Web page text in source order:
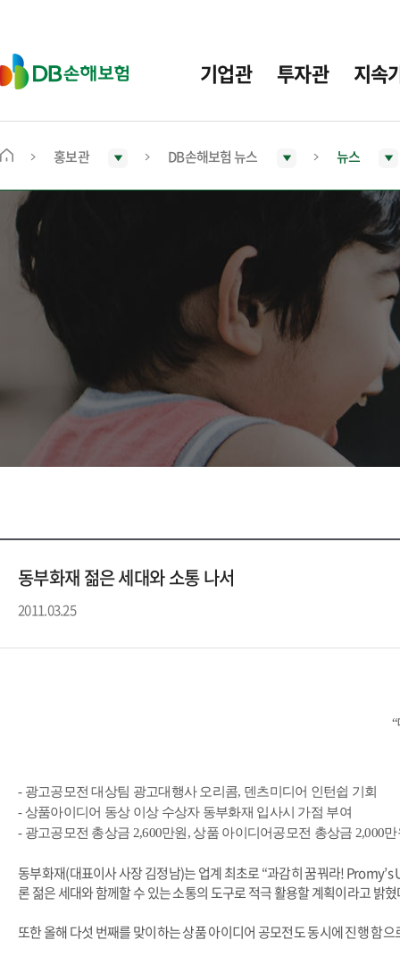
D
B
보
기업관 투자관 지속
메
홍보관 DB손해보험 뉴스 뉴스
동부화재 젊은 세대와 소통 나서
2011.03.25
- 광고공모전 대상팀 광고대행사 오리콤, 덴츠미디어 인턴쉽 기회
- 상품아이디어 동상 이상 수상자 동부화재 입사시 가점 부여
- 광고공모전 총상금 2,600만원, 상품 아이디어공모전 총상금 2,000만
동부화재(대표이사 사장 김정남)는 업계 최초로 “과감히 꿈꿔라!
론 젊은 세대와 함께할 수 있는 소통의 도구로 적극 활용할 계획이라고 밝
또한 올해 다섯 번째를 맞이하는 상품 아이디어 공모전도 동시에 진행 함